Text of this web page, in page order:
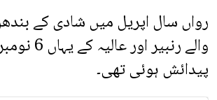
رواں سال اپریل میں شادی کے
والے رنبیر
پیدائش ہوئی تھی۔